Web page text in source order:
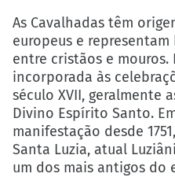
As Cavalhadas têm
europeus e
entre cristãos e
incorporada às
século XVII, geralmente
Divino Espírito Santo.
manifestação desde
Santa Luzia, atual
um dos mais antigos do